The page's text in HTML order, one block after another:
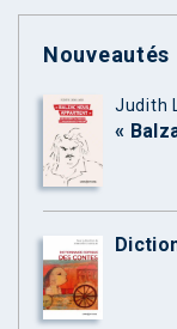
Nouveautés
Judith
«